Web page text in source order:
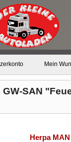
Mein
SAN
Herpa